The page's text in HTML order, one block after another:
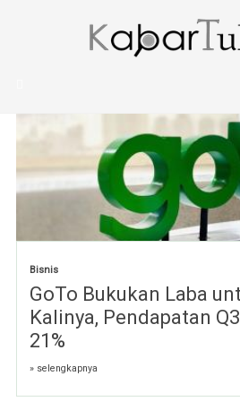
Bisnis
GoTo Bukukan Laba
Kalinya, Pendapatan
21%
» selengkapnya